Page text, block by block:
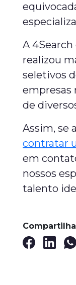
A
realizou
seletivos
empresas
de
Assim, se
contratar
em
nossos
talento